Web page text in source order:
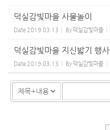
덕실감빛마을 사물놀이
Date 2019.03.13 By 덕실감빛마을
덕실감빛마을 지신밟기 행사
Date 2019.03.13 By 덕실감빛마을